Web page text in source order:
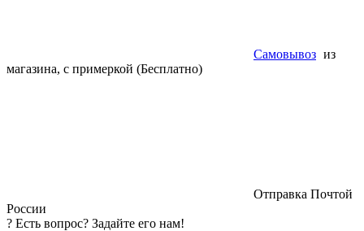
Самовывоз из
магазина, с примеркой (Бесплатно)
Отправка Почтой
России
? Есть вопрос? Задайте его нам!